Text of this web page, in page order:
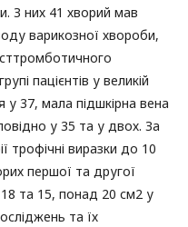
З них 41 хворий мав
варикозної хвороби,
пацієнтів у великій
у 37, мала підшкірна вена
у 35 та у двох. За
трофічні виразки до 10
першої та другої
та 15, понад 20 см2 у
та їх